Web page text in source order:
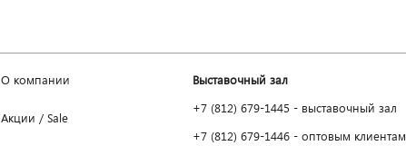
О компании
Акции / Sale
Выставочный зал
+7 (812) 679-1445 - выставочный зал
+7 (812) 679-1446 - оптовым клиентам